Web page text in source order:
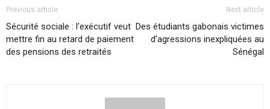
Previous article
Sécurité sociale : l’exécutif veut
mettre fin au retard de paiement
des pensions des retraités
Next article
Des étudiants gabonais victimes
d’agressions inexpliquées au
Sénégal